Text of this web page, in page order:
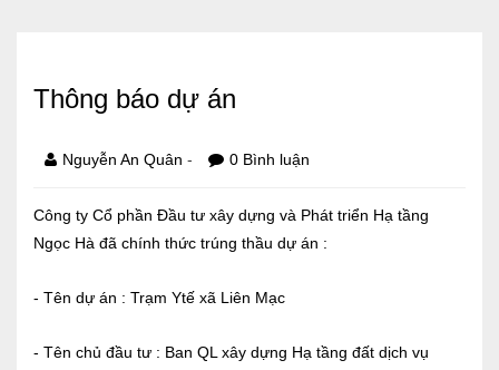
Tin tức cổ đông
Đại hội cổ đông
Điều lệ và quy chế
Thông báo dự án
Nguyễn An Quân - 0 Bình luận
Công ty Cổ phần Đầu tư xây dựng và Phát triển Hạ tầng
Ngọc Hà đã chính thức trúng thầu dự án :
- Tên dự án : Trạm Ytế xã Liên Mạc
- Tên chủ đầu tư : Ban QL xây dựng Hạ tầng đất dịch vụ